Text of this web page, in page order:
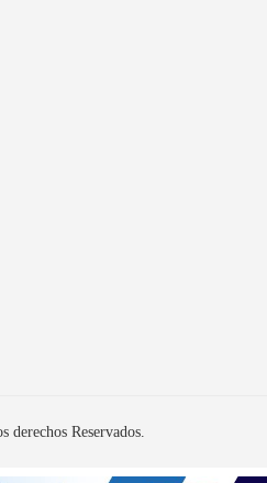
derechos Reservados.